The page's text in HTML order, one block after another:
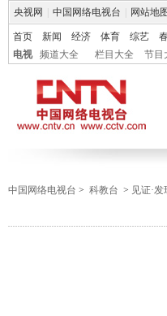
央视网 中国网络电视台 网站地图
首页 新闻 经济 体育 综艺
电视
频道大全 栏目大全 节目
中国网络电视台 > 科教台 > 见证·